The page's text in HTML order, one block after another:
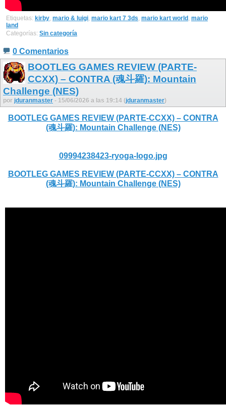
Etiquetas: kirby, mario & luigi, mario kart 7 3ds, mario kart world , mario
land
Categorías: Sin categoría
0 Comentarios
BOOTLEG GAMES REVIEW (PARTE-
CCXX) – CONTRA (魂斗羅): Mountain
Challenge (NES)
por jduranmaster - 15/06/2026 a las 19:14 (jduranmaster)
BOOTLEG GAMES REVIEW (PARTE-CCXX) – CONTRA
(魂斗羅): Mountain Challenge (NES)
09994238423-ryoga-logo.jpg
BOOTLEG GAMES REVIEW (PARTE-CCXX) – CONTRA
(魂斗羅): Mountain Challenge (NES)